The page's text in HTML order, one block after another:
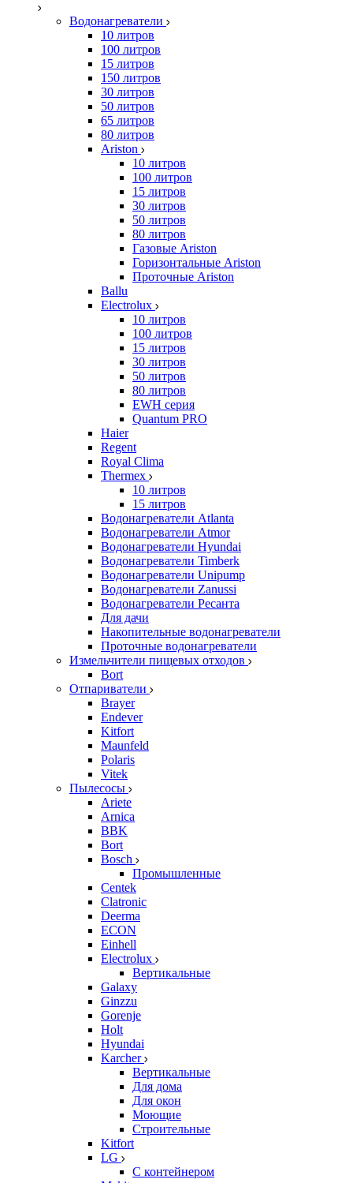
Водонагреватели
10 литров
100 литров
15 литров
150 литров
30 литров
50 литров
65 литров
80 литров
Ariston
10 литров
100 литров
15 литров
30 литров
50 литров
80 литров
Газовые Ariston
Горизонтальные Ariston
Проточные Ariston
Ballu
Electrolux
10 литров
100 литров
15 литров
30 литров
50 литров
80 литров
EWH серия
Quantum PRO
Haier
Regent
Royal Clima
Thermex
10 литров
15 литров
Водонагреватели Atlanta
Водонагреватели Atmor
Водонагреватели Hyundai
Водонагреватели Timberk
Водонагреватели Unipump
Водонагреватели Zanussi
Водонагреватели Ресанта
Для дачи
Накопительные водонагреватели
Проточные водонагреватели
Измельчители пищевых отходов
Bort
Отпариватели
Brayer
Endever
Kitfort
Maunfeld
Polaris
Vitek
Пылесосы
Ariete
Arnica
BBK
Bort
Bosch
Промышленные
Centek
Clatronic
Deerma
ECON
Einhell
Electrolux
Вертикальные
Galaxy
Ginzzu
Gorenje
Holt
Hyundai
Karcher
Вертикальные
Для дома
Для окон
Моющие
Строительные
Kitfort
LG
С контейнером